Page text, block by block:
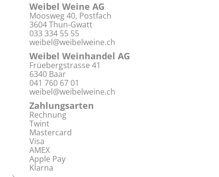
Weibel Weine AG
Moosweg 40, Postfach
3604 Thun-Gwatt
033 334 55 55
weibel@weibelweine.ch
Weibel Weinhandel AG
Früebergstrasse 41
6340 Baar
041 760 67 01
weibel@weibelweine.ch
Zahlungsarten
Rechnung
Twint
Mastercard
Visa
AMEX
Apple Pay
Klarna